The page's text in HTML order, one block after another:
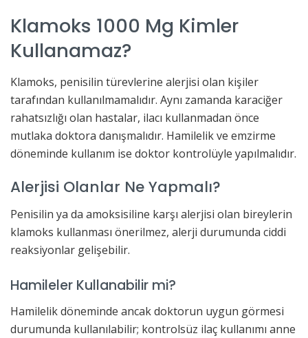
Klamoks 1000 Mg Kimler
Kullanamaz?
Klamoks, penisilin türevlerine alerjisi olan kişiler
tarafından kullanılmamalıdır. Aynı zamanda karaciğer
rahatsızlığı olan hastalar, ilacı kullanmadan önce
mutlaka doktora danışmalıdır. Hamilelik ve emzirme
döneminde kullanım ise doktor kontrolüyle yapılmalıdır.
Alerjisi Olanlar Ne Yapmalı?
Penisilin ya da amoksisiline karşı alerjisi olan bireylerin
klamoks kullanması önerilmez, alerji durumunda ciddi
reaksiyonlar gelişebilir.
Hamileler Kullanabilir mi?
Hamilelik döneminde ancak doktorun uygun görmesi
durumunda kullanılabilir; kontrolsüz ilaç kullanımı anne